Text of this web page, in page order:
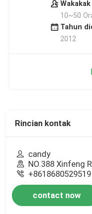
10~50
Tahun
2012
Rincian kontak
candy
NO.388 Xinfeng
+8618680529519
contact now